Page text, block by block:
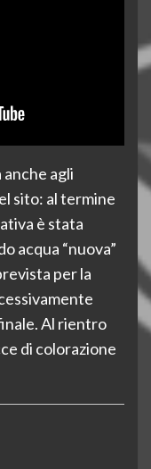
agli
sito: al termine
è stata
acqua “nuova”
per la
Al rientro
di colorazione